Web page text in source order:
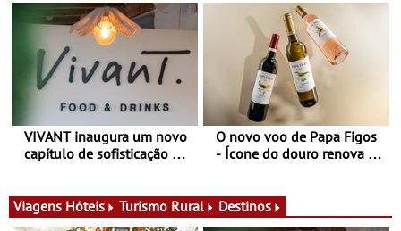
VIVANT inaugura um novo
capítulo de sofisticação no
na Quinta do Lago com
uma experiência que une
O novo voo de Papa Figos
- Ícone do douro renova a
líder
Viagens Hóteis Turismo Rural Destinos